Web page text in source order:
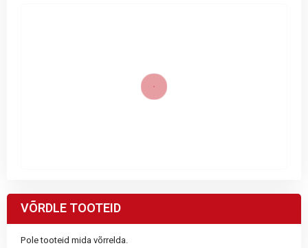
VÕRDLE TOOTEID
Pole tooteid mida võrrelda.